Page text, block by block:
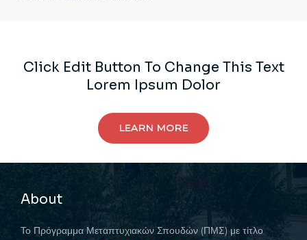
Click Edit Button To Change This Text
Lorem Ipsum Dolor
LEARN MORE
About
Το Πρόγραμμα Μεταπτυχιακών Σπουδών (ΠΜΣ) με τίτλο